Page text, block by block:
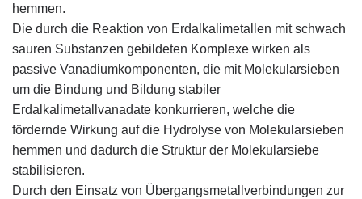
hemmen.
Die durch die Reaktion von Erdalkalimetallen mit schwach
sauren Substanzen gebildeten Komplexe wirken als
passive Vanadiumkomponenten, die mit Molekularsieben
um die Bindung und Bildung stabiler
Erdalkalimetallvanadate konkurrieren, welche die
fördernde Wirkung auf die Hydrolyse von Molekularsieben
hemmen und dadurch die Struktur der Molekularsiebe
stabilisieren.
Durch den Einsatz von Übergangsmetallverbindungen zur